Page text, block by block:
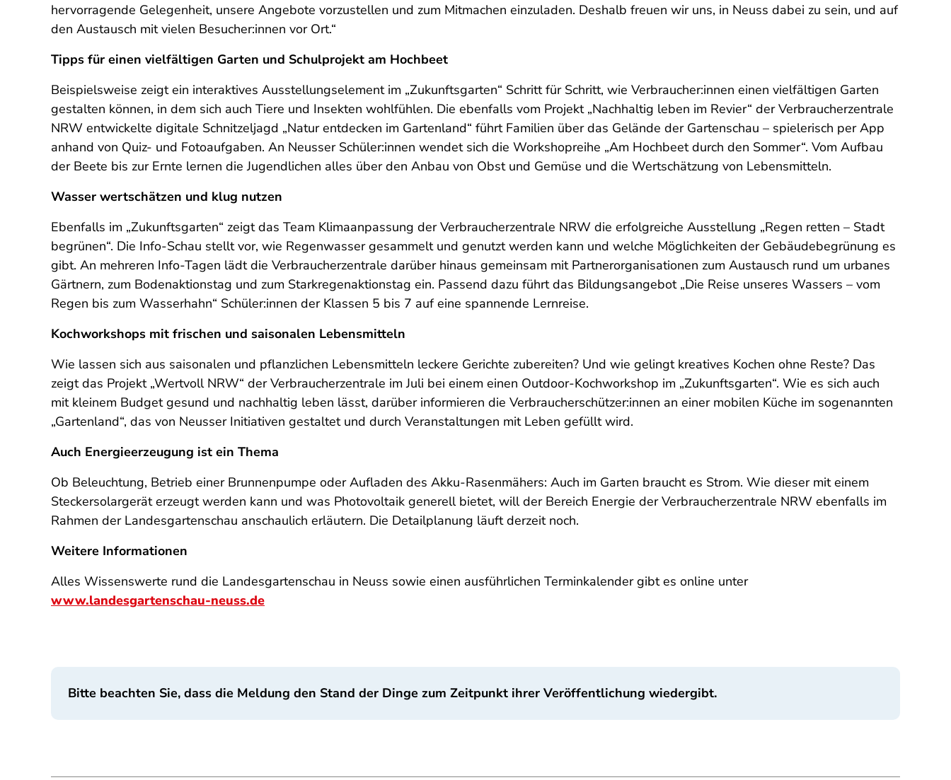
hervorragende Gelegenheit, unsere Angebote vorzustellen und zum Mitmachen einzuladen. Deshalb freuen wir uns, in Neuss dabei zu sein, und auf
den Austausch mit vielen Besucher:innen vor Ort.“
Tipps für einen vielfältigen Garten und Schulprojekt am Hochbeet
Beispielsweise zeigt ein interaktives Ausstellungselement im „Zukunftsgarten“ Schritt für Schritt, wie Verbraucher:innen einen vielfältigen Garten
gestalten können, in dem sich auch Tiere und Insekten wohlfühlen. Die ebenfalls vom Projekt „Nachhaltig leben im Revier“ der Verbraucherzentrale
NRW entwickelte digitale Schnitzeljagd „Natur entdecken im Gartenland“ führt Familien über das Gelände der Gartenschau – spielerisch per App
anhand von Quiz- und Fotoaufgaben. An Neusser Schüler:innen wendet sich die Workshopreihe „Am Hochbeet durch den Sommer“. Vom Aufbau
der Beete bis zur Ernte lernen die Jugendlichen alles über den Anbau von Obst und Gemüse und die Wertschätzung von Lebensmitteln.
Wasser wertschätzen und klug nutzen
Ebenfalls im „Zukunftsgarten“ zeigt das Team Klimaanpassung der Verbraucherzentrale NRW die erfolgreiche Ausstellung „Regen retten – Stadt
begrünen“. Die Info-Schau stellt vor, wie Regenwasser gesammelt und genutzt werden kann und welche Möglichkeiten der Gebäudebegrünung es
gibt. An mehreren Info-Tagen lädt die Verbraucherzentrale darüber hinaus gemeinsam mit Partnerorganisationen zum Austausch rund um urbanes
Gärtnern, zum Bodenaktionstag und zum Starkregenaktionstag ein. Passend dazu führt das Bildungsangebot „Die Reise unseres Wassers – vom
Regen bis zum Wasserhahn“ Schüler:innen der Klassen 5 bis 7 auf eine spannende Lernreise.
Kochworkshops mit frischen und saisonalen Lebensmitteln
Wie lassen sich aus saisonalen und pflanzlichen Lebensmitteln leckere Gerichte zubereiten? Und wie gelingt kreatives Kochen ohne Reste? Das
zeigt das Projekt „Wertvoll NRW“ der Verbraucherzentrale im Juli bei einem einen Outdoor-Kochworkshop im „Zukunftsgarten“. Wie es sich auch
mit kleinem Budget gesund und nachhaltig leben lässt, darüber informieren die Verbraucherschützer:innen an einer mobilen Küche im sogenannten
„Gartenland“, das von Neusser Initiativen gestaltet und durch Veranstaltungen mit Leben gefüllt wird.
Auch Energieerzeugung ist ein Thema
Ob Beleuchtung, Betrieb einer Brunnenpumpe oder Aufladen des Akku-Rasenmähers: Auch im Garten braucht es Strom. Wie dieser mit einem
Steckersolargerät erzeugt werden kann und was Photovoltaik generell bietet, will der Bereich Energie der Verbraucherzentrale NRW ebenfalls im
Rahmen der Landesgartenschau anschaulich erläutern. Die Detailplanung läuft derzeit noch.
Weitere Informationen
Alles Wissenswerte rund die Landesgartenschau in Neuss sowie einen ausführlichen Terminkalender gibt es online unter
www.landesgartenschau-neuss.de
Bitte beachten Sie, dass die Meldung den Stand der Dinge zum Zeitpunkt ihrer Veröffentlichung wiedergibt.